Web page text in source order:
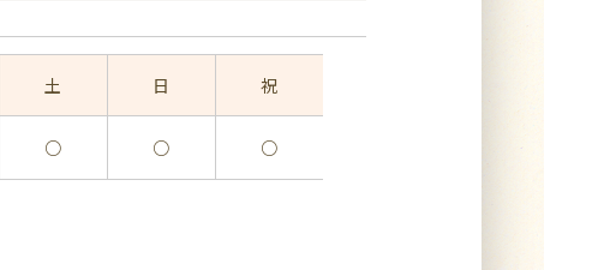
土 日 祝
○ ○ ○